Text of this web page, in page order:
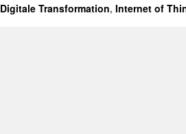
Digitale Transformation, Internet of